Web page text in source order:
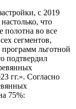
с 2019
что
полотна во все
сегментов,
льготной
подтвердил
гг.». Согласно
75%: